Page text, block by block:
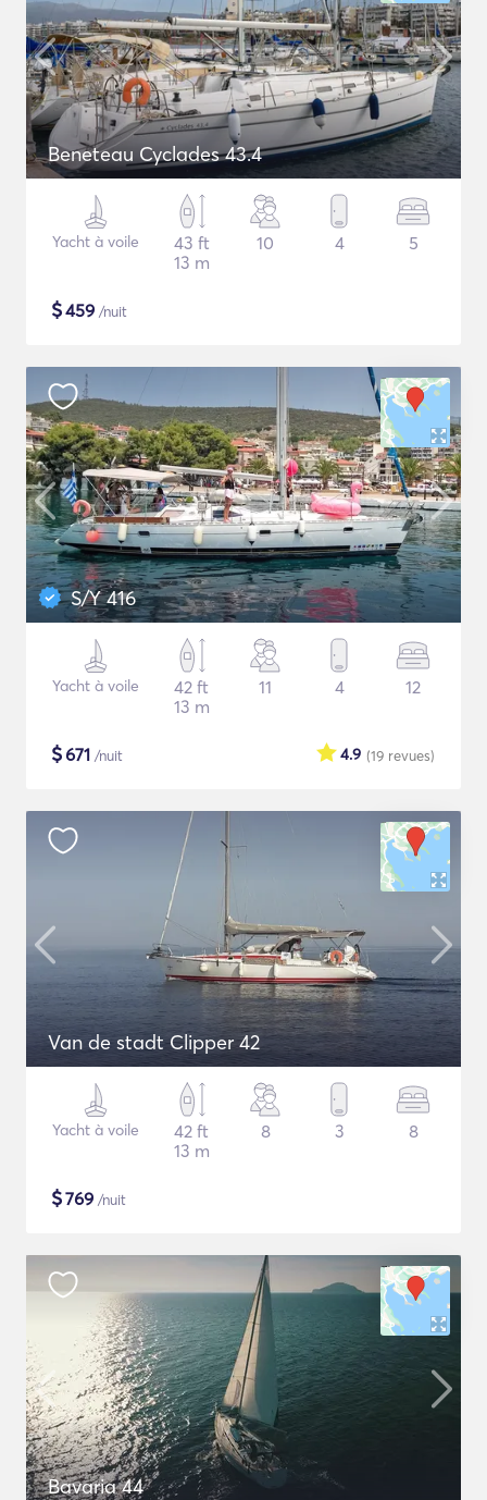
Beneteau Cyclades 43.4
Yacht à voile
43 ft
13 m
10 4 5
$459 /nuit
S/Y 416
Yacht à voile
42 ft
13 m
11 4 12
$671 /nuit (19 revues)
4.9
Van de stadt Clipper 42
Yacht à voile
42 ft
13 m
8 3 8
$769 /nuit
Bavaria 44